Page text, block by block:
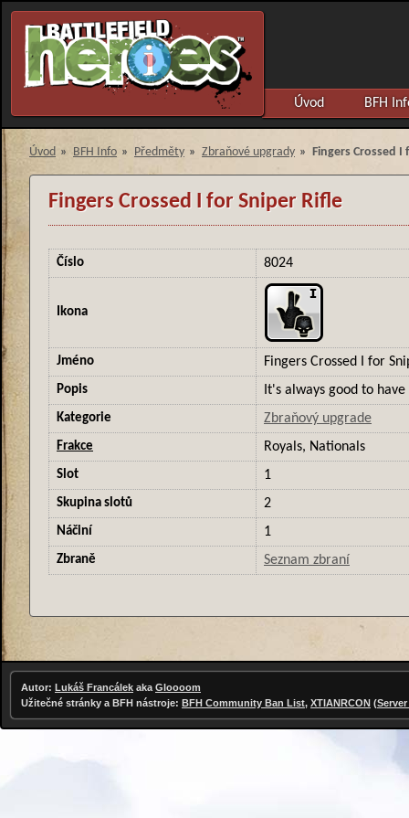
Úvod BFH
Úvod » BFH Info » Předměty » Zbraňové upgrady » Fingers Crossed I
Fingers Crossed I for Sniper Rifle
Číslo 8024
Ikona
Jméno Fingers Crossed I for
Popis It's always good to
Kategorie Zbraňový upgrade
Frakce Royals, Nationals
Slot 1
Skupina slotů 2
Náčiní 1
Zbraně Seznam zbraní
Autor: Lukáš Francálek aka Gloooom
Užitečné stránky a BFH nástroje: BFH Community Ban List, XTIANRCON (